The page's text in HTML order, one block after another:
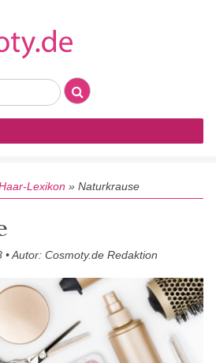
Lexikon » Naturkrause
Autor: Cosmoty.de Redaktion